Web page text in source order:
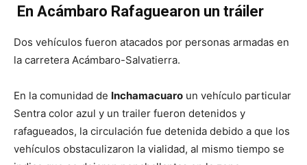
En Acámbaro Rafaguearon un tráiler
Dos vehículos fueron atacados por personas armadas en
la carretera Acámbaro-Salvatierra.
En la comunidad de Inchamacuaro un vehículo particular
Sentra color azul y un trailer fueron detenidos y
rafagueados, la circulación fue detenida debido a que los
vehículos obstaculizaron la vialidad, al mismo tiempo se